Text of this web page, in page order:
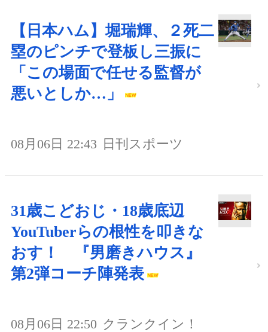
【日本ハム】堀瑞輝、２死二
塁のピンチで登板し三振に
「この場面で任せる監督が
悪いとしか…」
08月06日 22:43 日刊スポーツ
31歳こどおじ・18歳底辺
YouTuberらの根性を叩きな
おす！ 『男磨きハウス』
第2弾コーチ陣発表
08月06日 22:50 クランクイン！